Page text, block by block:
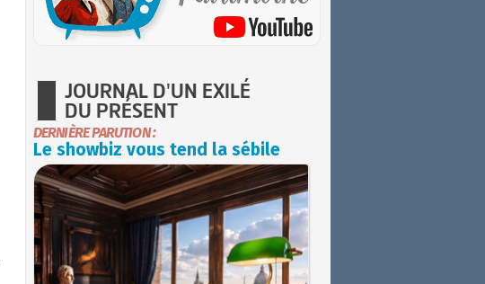
JOURNAL D'UN EXILÉ
DU PRÉSENT
DERNIÈRE PARUTION :
Le showbiz vous tend la sébile